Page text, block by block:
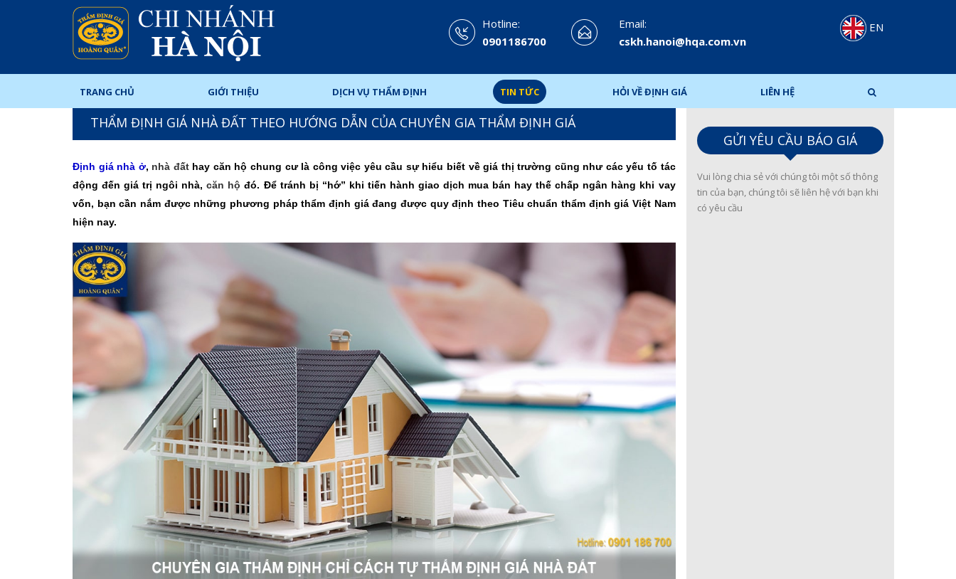
Hotline:
0901186700
Email:
cskh.hanoi@hqa.com.vn
EN
TRANG CHỦ GIỚI THIỆU DỊCH VỤ THẨM ĐỊNH TIN TỨC HỎI VỀ ĐỊNH GIÁ LIÊN HỆ
THẨM ĐỊNH GIÁ NHÀ ĐẤT THEO HƯỚNG DẪN CỦA CHUYÊN GIA THẨM ĐỊNH GIÁ
Định giá nhà ở, nhà đấthay căn hộ chung cư là công việc yêu cầu sự hiểu biết về giá thị trường cũng như các yếu tố tác
động đến giá trị ngôi nhà,căn hộ đó. Để tránh bị “hớ” khi tiến hành giao dịch mua bán hay thế chấp ngân hàng khi vay
vốn, bạn cần nắm được những phương pháp thẩm định giá đang được quy định theo Tiêu chuẩn thẩm định giá Việt Nam
hiện nay.
GỬI YÊU CẦU BÁO GIÁ
Vui lòng chia sẻ với chúng tôi một số thông
tin của bạn, chúng tôi sẽ liên hệ với bạn khi
có yêu cầu